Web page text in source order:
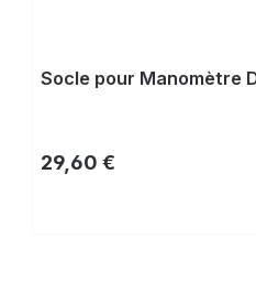
Socle pour Manomètre
Prix régulier :
29,60 €